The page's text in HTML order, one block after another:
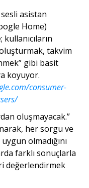
sesli asistan
Home)
takvim
gibi basit
koyuyor.
consumer-
oluşmayacak.”
her sorgu ve
olmadığını
farklı sonuçlarla
değerlendirmek